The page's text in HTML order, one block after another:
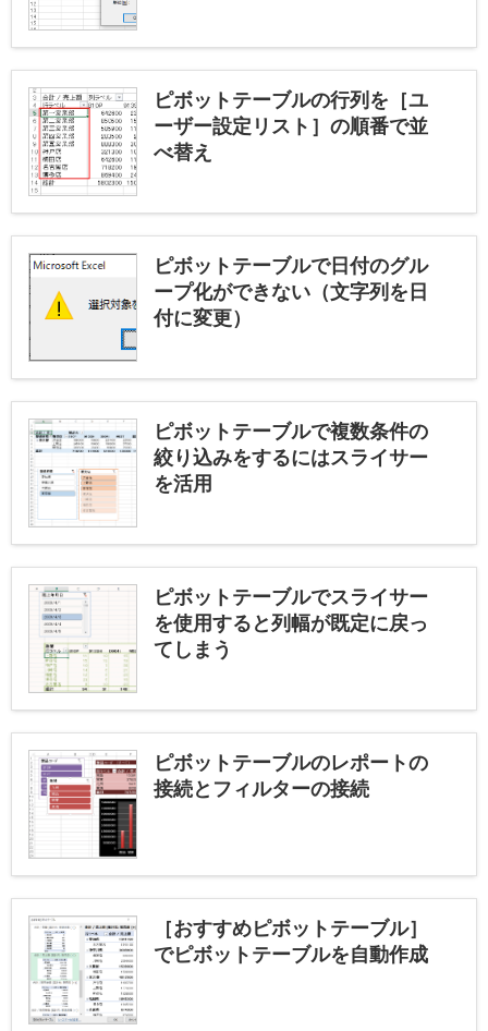
ピボットテーブルの行列を［ユ
ーザー設定リスト］の順番で並
べ替え
ピボットテーブルで日付のグル
ープ化ができない（文字列を日
付に変更）
ピボットテーブルで複数条件の
絞り込みをするにはスライサー
を活用
ピボットテーブルでスライサー
を使用すると列幅が既定に戻っ
てしまう
ピボットテーブルのレポートの
接続とフィルターの接続
［おすすめピボットテーブル］
でピボットテーブルを自動作成